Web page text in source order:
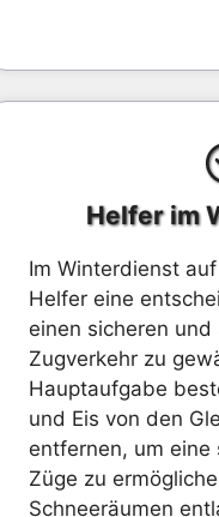
Helfer im
Im Winterdienst
Helfer eine
einen sicheren
Zugverkehr zu
Hauptaufgabe
und Eis von den
entfernen, um eine
Züge zu
Schneeräumen